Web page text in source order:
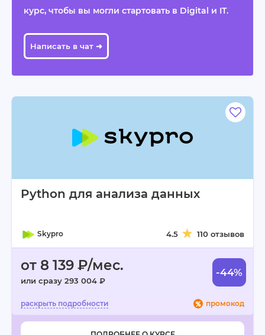
курс, чтобы вы могли стартовать в Digital и IT.
Написать в чат ➜
Python для анализа данных
Skypro 4.5 110 отзывов
от 8 139 ₽/мес.
или сразу 293 004 ₽
-44%
промокод